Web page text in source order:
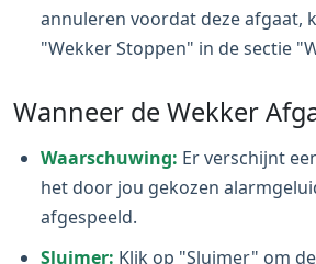
annuleren voordat deze afgaat,
"Wekker Stoppen" in de sectie
Wanneer de Wekker
Waarschuwing: Er verschijnt
het door jou gekozen
afgespeeld.
Sluimer: Klik op "Sluimer" om